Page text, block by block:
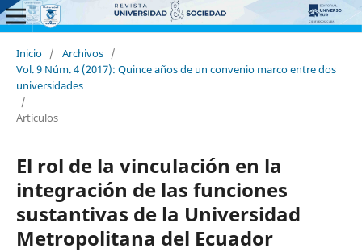
Inicio / Archivos /
Vol. 9 Núm. 4 (2017): Quince años de un convenio marco entre dos
universidades
/
Artículos
El rol de la vinculación en la
integración de las funciones
sustantivas de la Universidad
Metropolitana del Ecuador